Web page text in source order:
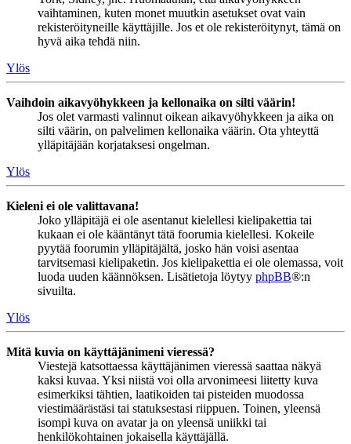
vaihtaminen, kuten monet muutkin asetukset ovat vain
rekisteröityneille käyttäjille. Jos et ole rekisteröitynyt, tämä on
hyvä aika tehdä niin.
Ylös
Vaihdoin aikavyöhykkeen ja kellonaika on silti väärin!
Jos olet varmasti valinnut oikean aikavyöhykkeen ja aika on
silti väärin, on palvelimen kellonaika väärin. Ota yhteyttä
ylläpitäjään korjataksesi ongelman.
Ylös
Kieleni ei ole valittavana!
Joko ylläpitäjä ei ole asentanut kielellesi kielipakettia tai
kukaan ei ole kääntänyt tätä foorumia kielellesi. Kokeile
pyytää foorumin ylläpitäjältä, josko hän voisi asentaa
tarvitsemasi kielipaketin. Jos kielipakettia ei ole olemassa, voit
luoda uuden käännöksen. Lisätietoja löytyy phpBB®:n
sivuilta.
Ylös
Mitä kuvia on käyttäjänimeni vieressä?
Viestejä katsottaessa käyttäjänimen vieressä saattaa näkyä
kaksi kuvaa. Yksi niistä voi olla arvonimeesi liitetty kuva
esimerkiksi tähtien, laatikoiden tai pisteiden muodossa
viestimäärästäsi tai statuksestasi riippuen. Toinen, yleensä
isompi kuva on avatar ja on yleensä uniikki tai
henkilökohtainen jokaisella käyttäjällä.